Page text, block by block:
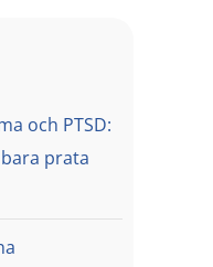
och PTSD:
prata